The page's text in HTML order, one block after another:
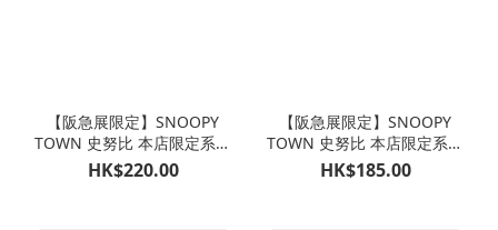
【阪急展限定】SNOOPY
TOWN 史努比 本店限定系列
豆皿碟仔2個套裝
HK$220.00
【阪急展限定】SNOOPY
TOWN 史努比 本店限定系列
玻璃杯一個
HK$185.00